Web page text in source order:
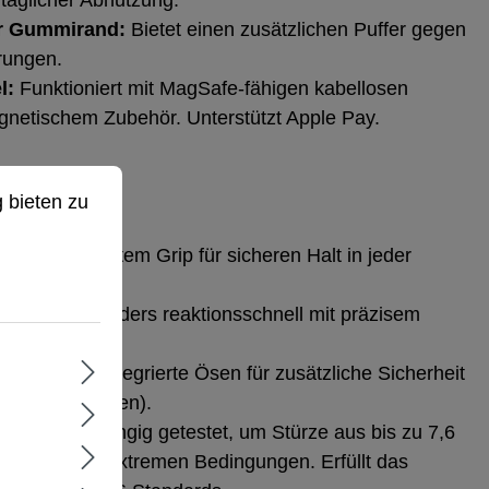
Gummirand: Bietet einen zusätzlichen Puffer gegen
Funktioniert mit MagSafe‑fähigen kabellosen
Zubehör. Unterstützt Apple Pay.
Mit rutschfestem Grip für sicheren Halt in jeder
Besonders reaktionsschnell mit präzisem
Integrierte Ösen für zusätzliche Sicherheit
nicht enthalten).
Unabhängig getestet, um Stürze aus bis zu 7,6
– selbst in extremen Bedingungen. Erfüllt das
zu können.
bieten zu